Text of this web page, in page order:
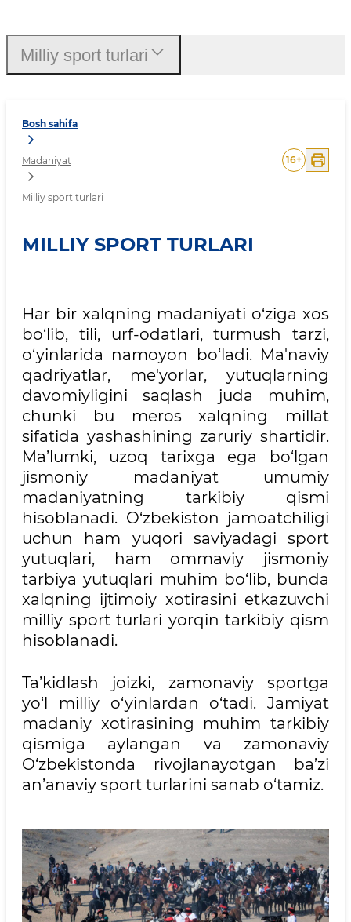
Bosh sahifa
Madaniyat
Milliy sport turlari
16+
MILLIY SPORT TURLARI
Har bir xalqning madaniyati o‘ziga xos
bo‘lib, tili, urf-odatlari, turmush tarzi,
o‘yinlarida namoyon bo‘ladi. Ma'naviy
qadriyatlar, me'yorlar, yutuqlarning
davomiyligini saqlash juda muhim,
chunki bu meros xalqning millat
sifatida yashashining zaruriy shartidir.
Ma’lumki, uzoq tarixga ega bo‘lgan
jismoniy madaniyat umumiy
madaniyatning tarkibiy qismi
hisoblanadi. O‘zbekiston jamoatchiligi
uchun ham yuqori saviyadagi sport
yutuqlari, ham ommaviy jismoniy
tarbiya yutuqlari muhim bo‘lib, bunda
xalqning ijtimoiy xotirasini etkazuvchi
milliy sport turlari yorqin tarkibiy qism
hisoblanadi.
Ta’kidlash joizki, zamonaviy sportga
yo‘l milliy o‘yinlardan o‘tadi. Jamiyat
madaniy xotirasining muhim tarkibiy
qismiga aylangan va zamonaviy
O‘zbekistonda rivojlanayotgan ba’zi
an’anaviy sport turlarini sanab o‘tamiz.
Milliy sport turlari